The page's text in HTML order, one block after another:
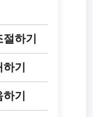
하기
기
기